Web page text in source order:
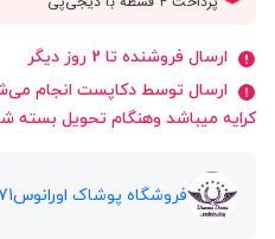
ارسال فروشنده تا 2 روز دیگر
ارسال توسط دکاپست انجام
کرایه میباشد وهنگام تحویل بسته
فروشگاه پوشاک اورانوس071